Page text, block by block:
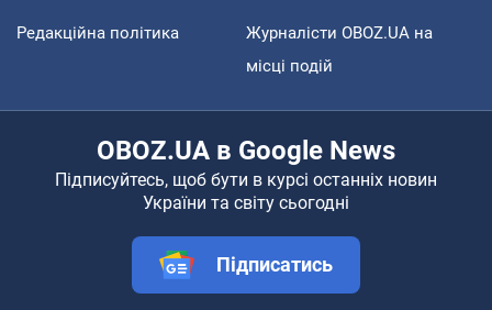
Редакційна політика
Журналісти OBOZ.UA на
місці подій
OBOZ.UA в Google News
Підписуйтесь, щоб бути в курсі останніх новин
України та світу сьогодні
Підписатись